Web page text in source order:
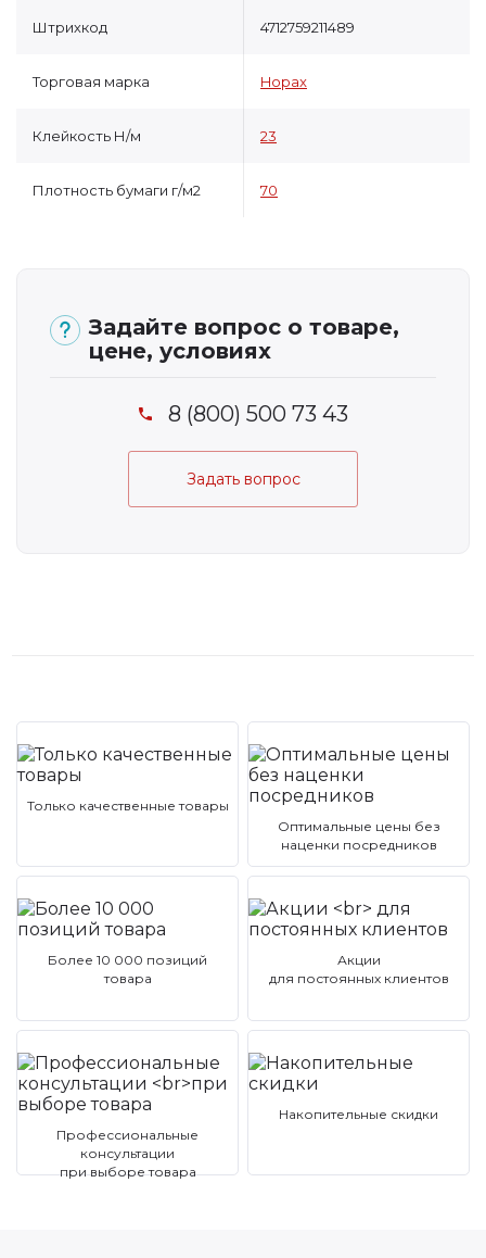
Штрихкод 4712759211489
Торговая марка Hopax
Клейкость Н/м 23
Плотность бумаги г/м2 70
Задайте вопрос о товаре,
цене, условиях
8 (800) 500 73 43
Задать вопрос
Только качественные товары
Оптимальные цены без
наценки посредников
Более 10 000 позиций
товара
Акции
для постоянных клиентов
Профессиональные
консультации
при выборе товара
Накопительные скидки